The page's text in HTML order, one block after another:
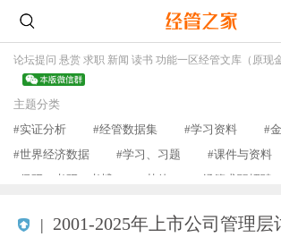
论坛提问 悬赏 求职 新闻 读书 功能一区经管文库（原现
主题分类
#实证分析
#经管数据集 #学习资料
#
#世界经济数据
#学习、习题
#课件与资料
#保研、考研、考博
#其他 #经管求职招聘
| 2001-2025年上市公司管理